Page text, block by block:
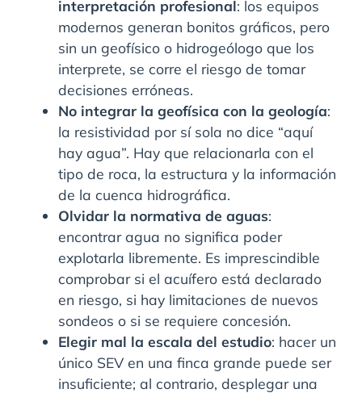
interpretación profesional: los equipos
modernos generan bonitos gráficos, pero
sin un geofísico o hidrogeólogo que los
interprete, se corre el riesgo de tomar
decisiones erróneas.
No integrar la geofísica con la geología:
la resistividad por sí sola no dice “aquí
hay agua”. Hay que relacionarla con el
tipo de roca, la estructura y la información
de la cuenca hidrográfica.
Olvidar la normativa de aguas:
encontrar agua no significa poder
explotarla libremente. Es imprescindible
comprobar si el acuífero está declarado
en riesgo, si hay limitaciones de nuevos
sondeos o si se requiere concesión.
Elegir mal la escala del estudio: hacer un
único SEV en una finca grande puede ser
insuficiente; al contrario, desplegar una